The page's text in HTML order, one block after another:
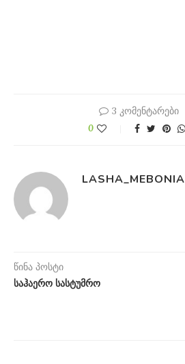
3 კომენტარები
0
LASHA_MEBONIA
წინა პოსტი
საჰაერო სასტუმრო